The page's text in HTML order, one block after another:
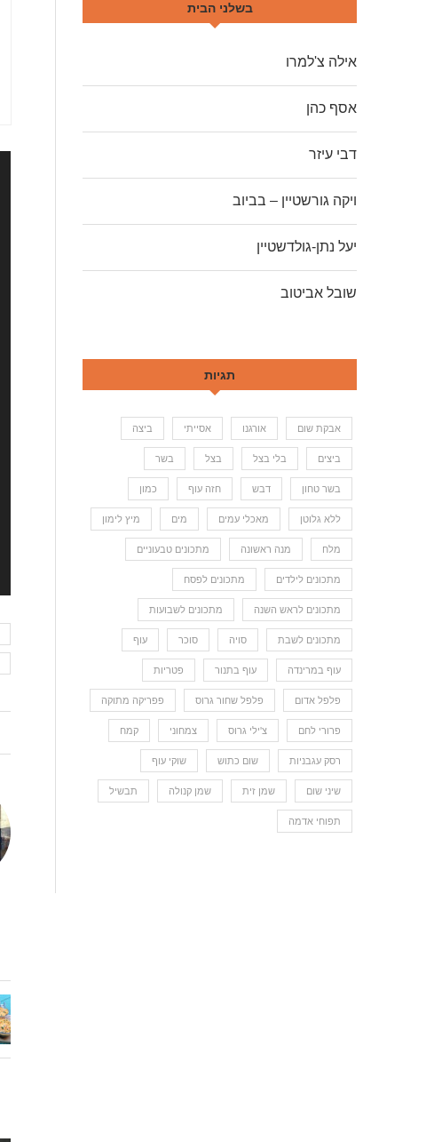
בשלני הבית
אילה צ'למרו
אסף כהן
דבי עיזר
ויקה גורשטיין – בביוב
יעל נתן-גולדשטיין
שובל אביטוב
תגיות
אבקת שום אורגנו אסייתי ביצה
ביצים בלי בצל בצל בשר
בשר טחון דבש חזה עוף כמון
ללא גלוטן מאכלי עמים מים מיץ לימון
מלח מנה ראשונה מתכונים טבעוניים
מתכונים לילדים מתכונים לפסח
מתכונים לראש השנה מתכונים לשבועות
מתכונים לשבת סויה סוכר עוף
עוף במרינדה עוף בתנור פטריות
פלפל אדום פלפל שחור גרוס פפריקה מתוקה
פרורי לחם צ'ילי גרוס צמחוני קמח
רסק עגבניות שום כתוש שוקי עוף
שיני שום שמן זית שמן קנולה תבשיל
תפוחי אדמה